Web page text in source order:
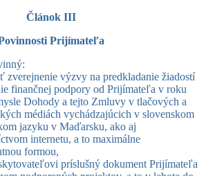
Článok III
Prijímateľa
zverejnenie výzvy na predkladanie žiadostí
finančnej podpory od Prijímateľa v roku
Dohody a tejto Zmluvy v tlačových a
médiách vychádzajúcich v slovenskom
jazyku v Maďarsku, ako aj
internetu, a to maximálne
formou,
príslušný dokument Prijímateľa